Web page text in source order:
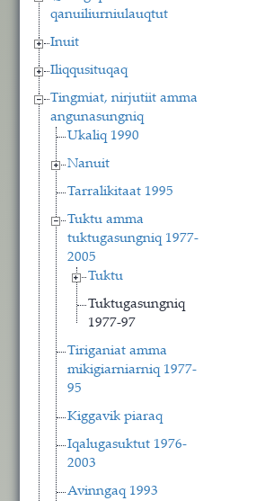
qanuiliurniulauqtut
Inuit
Iliqqusituqaq
Tingmiat, nirjutiit amma
angunasungniq
Ukaliq 1990
Nanuit
Tarralikitaat 1995
Tuktu amma
tuktugasungniq 1977-
2005
Tuktu
Tuktugasungniq
1977-97
Tiriganiat amma
mikigiarniarniq 1977-
95
Kiggavik piaraq
Iqalugasuktut 1976-
2003
Avinngaq 1993